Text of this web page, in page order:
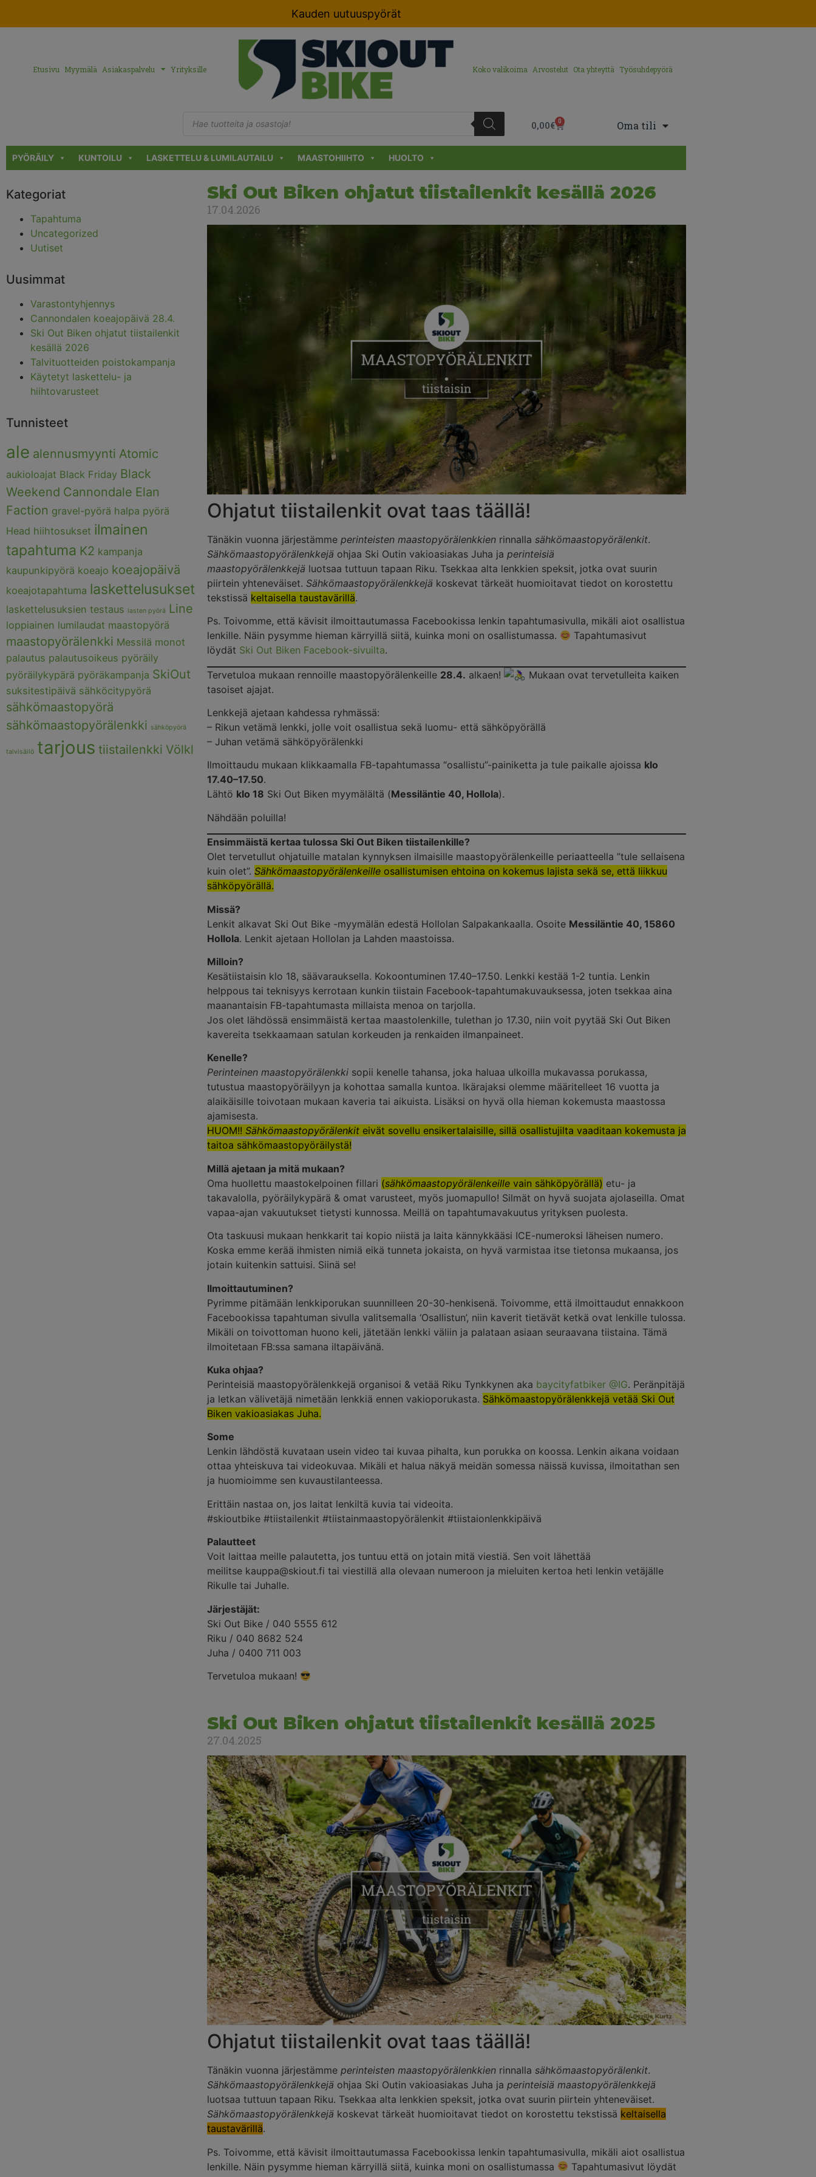
Kauden uutuuspyörät
Etusivu Myymälä Asiakaspalvelu Yrityksille Koko valikoima Arvostelut Ota yhteyttä Työsuhdepyörä
0,00€ 0 Oma tili
PYÖRÄILY KUNTOILU LASKETTELU & LUMILAUTAILU MAASTOHIIHTO HUOLTO
Kategoriat
Tapahtuma
Uncategorized
Uutiset
Uusimmat
Varastontyhjennys
Cannondalen koeajopäivä 28.4.
Ski Out Biken ohjatut tiistailenkit
kesällä 2026
Talvituotteiden poistokampanja
Käytetyt laskettelu- ja
hiihtovarusteet
Tunnisteet
ale alennusmyynti Atomic
aukioloajat Black Friday Black
Weekend Cannondale Elan
Faction gravel-pyörä halpa pyörä
Head hiihtosukset ilmainen
tapahtuma K2 kampanja
kaupunkipyörä koeajo koeajopäivä
koeajotapahtuma laskettelusukset
laskettelusuksien testaus lasten pyörä Line
loppiainen lumilaudat maastopyörä
maastopyörälenkki Messilä monot
palautus palautusoikeus pyöräily
pyöräilykypärä pyöräkampanja SkiOut
suksitestipäivä sähköcitypyörä
sähkömaastopyörä
sähkömaastopyörälenkki sähköpyörä
talvisäilö tarjous tiistailenkki Völkl
Ski Out Biken ohjatut tiistailenkit kesällä 2026
17.04.2026
Ohjatut tiistailenkit ovat taas täällä!
Tänäkin vuonna järjestämme perinteisten maastopyörälenkkienrinnalla sähkömaastopyörälenkit.
Sähkömaastopyörälenkkejä ohjaa Ski Outin vakioasiakas Juha ja perinteisiä
maastopyörälenkkejä luotsaa tuttuun tapaan Riku. Tsekkaa alta lenkkien speksit, jotka ovat suurin
piirtein yhteneväiset. Sähkömaastopyörälenkkejä koskevat tärkeät huomioitavat tiedot on korostettu
tekstissä keltaisella taustavärillä.
Ps. Toivomme, että kävisit ilmoittautumassa Facebookissa lenkin tapahtumasivulla, mikäli aiot osallistua
lenkille. Näin pysymme hieman kärryillä siitä, kuinka moni on osallistumassa.
Tapahtumasivut
löydät Ski Out Biken Facebook-sivuilta.
Tervetuloa mukaan rennoille maastopyörälenkeille 28.4. alkaen!
Mukaan ovat tervetulleita kaiken
tasoiset ajajat.
Lenkkejä ajetaan kahdessa ryhmässä:
– Rikun vetämä lenkki, jolle voit osallistua sekä luomu- että sähköpyörällä
– Juhan vetämä sähköpyörälenkki
Ilmoittaudu mukaan klikkaamalla FB-tapahtumassa “osallistu”-painiketta ja tule paikalle ajoissa klo
17.40–17.50.
Lähtö klo 18 Ski Out Biken myymälältä (Messiläntie 40, Hollola).
Nähdään poluilla!
Ensimmäistä kertaa tulossa Ski Out Biken tiistailenkille?
Olet tervetullut ohjatuille matalan kynnyksen ilmaisille maastopyörälenkeille periaatteella ”tule sellaisena
kuin olet”. Sähkömaastopyörälenkeilleosallistumisen ehtoina on kokemus lajista sekä se, että liikkuu
sähköpyörällä.
Missä?
Lenkit alkavat Ski Out Bike -myymälän edestä Hollolan Salpakankaalla. Osoite Messiläntie 40, 15860
Hollola. Lenkit ajetaan Hollolan ja Lahden maastoissa.
Milloin?
Kesätiistaisin klo 18, säävarauksella. Kokoontuminen 17.40–17.50. Lenkki kestää 1-2 tuntia. Lenkin
helppous tai teknisyys kerrotaan kunkin tiistain Facebook-tapahtumakuvauksessa, joten tsekkaa aina
maanantaisin FB-tapahtumasta millaista menoa on tarjolla.
Jos olet lähdössä ensimmäistä kertaa maastolenkille, tulethan jo 17.30, niin voit pyytää Ski Out Biken
kavereita tsekkaamaan satulan korkeuden ja renkaiden ilmanpaineet.
Kenelle?
Perinteinen maastopyörälenkkisopii kenelle tahansa, joka haluaa ulkoilla mukavassa porukassa,
tutustua maastopyöräilyyn ja kohottaa samalla kuntoa. Ikärajaksi olemme määritelleet 16 vuotta ja
alaikäisille toivotaan mukaan kaveria tai aikuista. Lisäksi on hyvä olla hieman kokemusta maastossa
ajamisesta.
HUOM!! Sähkömaastopyörälenkiteivät sovellu ensikertalaisille, sillä osallistujilta vaaditaan kokemusta ja
taitoa sähkömaastopyöräilystä!
Millä ajetaan ja mitä mukaan?
Oma huollettu maastokelpoinen fillari (sähkömaastopyörälenkeillevain sähköpyörällä) etu- ja
takavalolla, pyöräilykypärä & omat varusteet, myös juomapullo! Silmät on hyvä suojata ajolaseilla. Omat
vapaa-ajan vakuutukset tietysti kunnossa. Meillä on tapahtumavakuutus yrityksen puolesta.
Ota taskuusi mukaan henkkarit tai kopio niistä ja laita kännykkääsi ICE-numeroksi läheisen numero.
Koska emme kerää ihmisten nimiä eikä tunneta jokaista, on hyvä varmistaa itse tietonsa mukaansa, jos
jotain kuitenkin sattuisi. Siinä se!
Ilmoittautuminen?
Pyrimme pitämään lenkkiporukan suunnilleen 20-30-henkisenä. Toivomme, että ilmoittaudut ennakkoon
Facebookissa tapahtuman sivulla valitsemalla ‘Osallistun’, niin kaverit tietävät ketkä ovat lenkille tulossa.
Mikäli on toivottoman huono keli, jätetään lenkki väliin ja palataan asiaan seuraavana tiistaina. Tämä
ilmoitetaan FB:ssa samana iltapäivänä.
Kuka ohjaa?
Perinteisiä maastopyörälenkkejä organisoi & vetää Riku Tynkkynen aka baycityfatbiker @IG. Peränpitäjä
ja letkan välivetäjä nimetään lenkkiä ennen vakioporukasta. Sähkömaastopyörälenkkejä vetää Ski Out
Biken vakioasiakas Juha.
Some
Lenkin lähdöstä kuvataan usein video tai kuvaa pihalta, kun porukka on koossa. Lenkin aikana voidaan
ottaa yhteiskuva tai videokuvaa. Mikäli et halua näkyä meidän somessa näissä kuvissa, ilmoitathan sen
ja huomioimme sen kuvaustilanteessa.
Erittäin nastaa on, jos laitat lenkiltä kuvia tai videoita.
#skioutbike #tiistailenkit #tiistainmaastopyörälenkit #tiistaionlenkkipäivä
Palautteet
Voit laittaa meille palautetta, jos tuntuu että on jotain mitä viestiä. Sen voit lähettää
meilitse kauppa@skiout.fi tai viestillä alla olevaan numeroon ja mieluiten kertoa heti lenkin vetäjälle
Rikulle tai Juhalle.
Järjestäjät:
Ski Out Bike / 040 5555 612
Riku / 040 8682 524
Juha / 0400 711 003
Tervetuloa mukaan!
Ski Out Biken ohjatut tiistailenkit kesällä 2025
27.04.2025
Ohjatut tiistailenkit ovat taas täällä!
Tänäkin vuonna järjestämme perinteisten maastopyörälenkkienrinnalla sähkömaastopyörälenkit.
Sähkömaastopyörälenkkejä ohjaa Ski Outin vakioasiakas Juha ja perinteisiä maastopyörälenkkejä
luotsaa tuttuun tapaan Riku. Tsekkaa alta lenkkien speksit, jotka ovat suurin piirtein yhteneväiset.
Sähkömaastopyörälenkkejä koskevat tärkeät huomioitavat tiedot on korostettu tekstissä keltaisella
taustavärillä.
Ps. Toivomme, että kävisit ilmoittautumassa Facebookissa lenkin tapahtumasivulla, mikäli aiot osallistua
lenkille. Näin pysymme hieman kärryillä siitä, kuinka moni on osallistumassa
Tapahtumasivut löydät